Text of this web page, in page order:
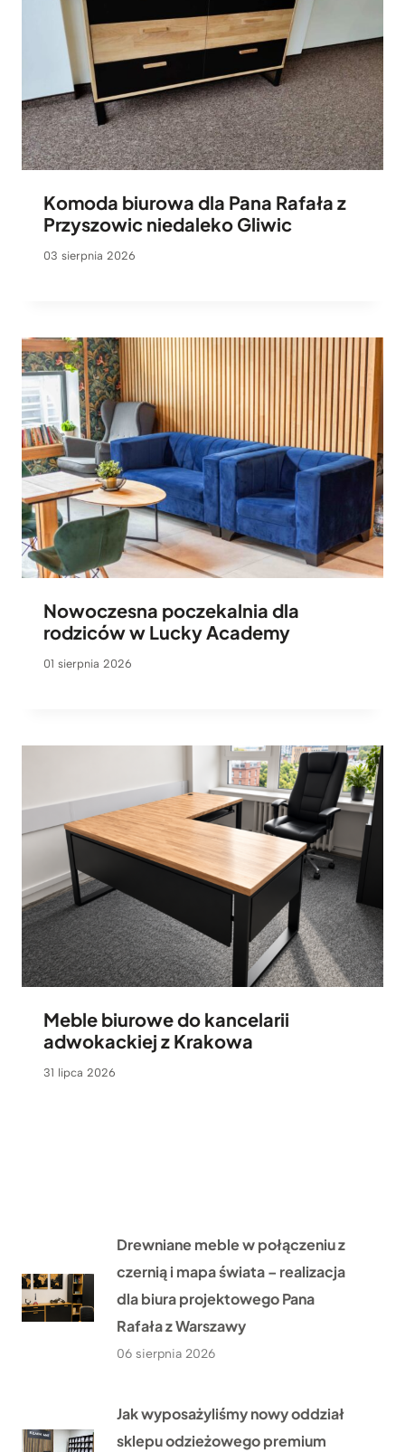
Komoda biurowa dla Pana Rafała z
Przyszowic niedaleko Gliwic
03 sierpnia 2026
Nowoczesna poczekalnia dla
rodziców w Lucky Academy
01 sierpnia 2026
Meble biurowe do kancelarii
adwokackiej z Krakowa
31 lipca 2026
Drewniane meble w połączeniu z
czernią i mapa świata – realizacja
dla biura projektowego Pana
Rafała z Warszawy
06 sierpnia 2026
Jak wyposażyliśmy nowy oddział
sklepu odzieżowego premium